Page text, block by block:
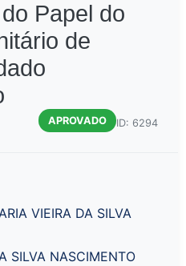
Papel do
de
APROVADO ID: 6294
VIEIRA DA SILVA
SILVA NASCIMENTO